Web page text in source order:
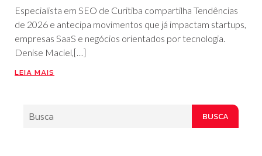
BUSCA
Especialista em SEO de Curitiba compartilha Tendências
de 2026 e antecipa movimentos que já impactam startups,
empresas SaaS e negócios orientados por tecnologia.
Denise Maciel,[…]
LEIA MAIS